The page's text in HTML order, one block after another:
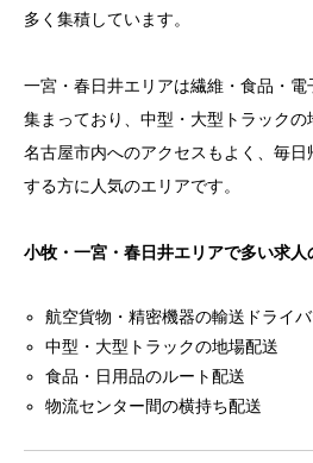
多く集積しています。
一宮・春日井エリアは繊維・食品・
集まっており、中型・大型トラックの
名古屋市内へのアクセスもよく、毎
する方に人気のエリアです。
小牧・一宮・春日井エリアで多い求人
航空貨物・精密機器の輸送ドライ
中型・大型トラックの地場配送
食品・日用品のルート配送
物流センター間の横持ち配送